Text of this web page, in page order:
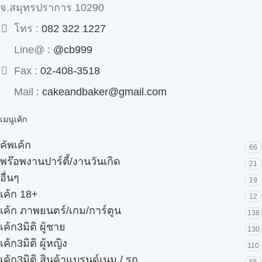
จ.สมุทรปราการ 10290
โทร : 082 322 1227
Line@ : @cb999
Fax : 02-408-3518
Mail : cakeandbaker@gmail.com
เมนูเค้ก
คัพเค้ก 66
พร๊อพงานปาร์ตี้/งานวันเกิด 21
อื่นๆ 19
เค้ก 18+ 12
เค้ก ภาพยนตร์/เกม/การ์ตูน 138
เค้ก3มิติ ผู้ชาย 130
เค้ก3มิติ ผู้หญิง 110